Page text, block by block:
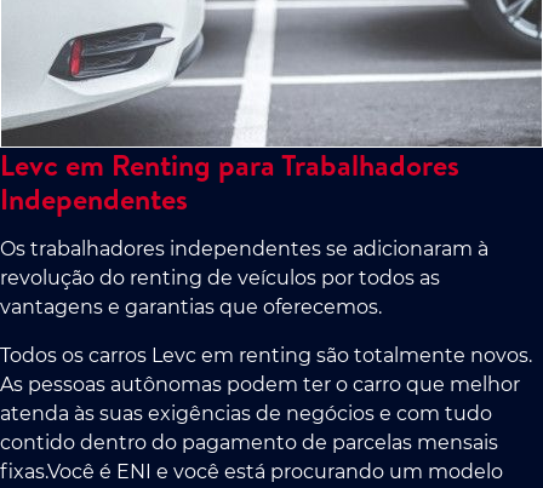
Levc em Renting para Trabalhadores
Independentes
Os trabalhadores independentes se adicionaram à
revolução do renting de veículos por todos as
vantagens e garantias que oferecemos.
Todos os carros Levc em renting são totalmente novos.
As pessoas autônomas podem ter o carro que melhor
atenda às suas exigências de negócios e com tudo
contido dentro do pagamento de parcelas mensais
fixas.Você é ENI e você está procurando um modelo